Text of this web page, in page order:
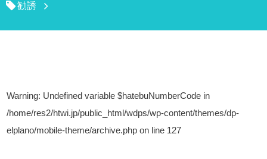
勧誘
Warning: Undefined variable $hatebuNumberCode in
/home/res2/htwi.jp/public_html/wdps/wp-content/themes/dp-
elplano/mobile-theme/archive.php on line 127